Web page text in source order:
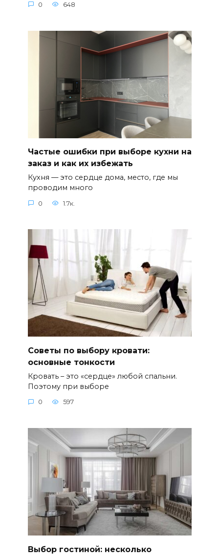
0 648
Частые ошибки при выборе кухни на
заказ и как их избежать
Кухня — это сердце дома, место, где мы
проводим много
0 1.7к.
Советы по выбору кровати:
основные тонкости
Кровать – это «сердце» любой спальни.
Поэтому при выборе
0 597
Выбор гостиной: несколько